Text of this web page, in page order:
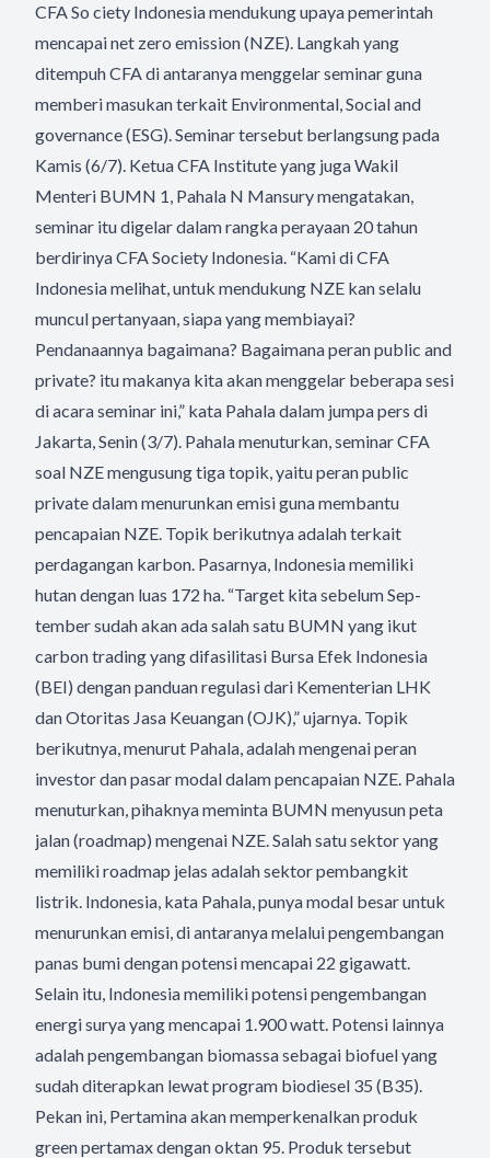
CFA So ciety Indonesia mendukung upaya pemerintah
mencapai net zero emission (NZE). Langkah yang
ditempuh CFA di antaranya menggelar seminar guna
memberi masukan terkait Environmental, Social and
governance (ESG). Seminar tersebut berlangsung pada
Kamis (6/7). Ketua CFA Institute yang juga Wakil
Menteri BUMN 1, Pahala N Mansury mengatakan,
seminar itu digelar dalam rangka perayaan 20 tahun
berdirinya CFA Society Indonesia. “Kami di CFA
Indonesia melihat, untuk mendukung NZE kan selalu
muncul pertanyaan, siapa yang membiayai?
Pendanaannya bagaimana? Bagaimana peran public and
private? itu makanya kita akan menggelar beberapa sesi
di acara seminar ini,” kata Pahala dalam jumpa pers di
Jakarta, Senin (3/7). Pahala menuturkan, seminar CFA
soal NZE mengusung tiga topik, yaitu peran public
private dalam menurunkan emisi guna membantu
pencapaian NZE. Topik berikutnya adalah terkait
perdagangan karbon. Pasarnya, Indonesia memiliki
hutan dengan luas 172 ha. “Target kita sebelum Sep-
tember sudah akan ada salah satu BUMN yang ikut
carbon trading yang difasilitasi Bursa Efek Indonesia
(BEI) dengan panduan regulasi dari Kementerian LHK
dan Otoritas Jasa Keuangan (OJK),” ujarnya. Topik
berikutnya, menurut Pahala, adalah mengenai peran
investor dan pasar modal dalam pencapaian NZE. Pahala
menuturkan, pihaknya meminta BUMN menyusun peta
jalan (roadmap) mengenai NZE. Salah satu sektor yang
memiliki roadmap jelas adalah sektor pembangkit
listrik. Indonesia, kata Pahala, punya modal besar untuk
menurunkan emisi, di antaranya melalui pengembangan
panas bumi dengan potensi mencapai 22 gigawatt.
Selain itu, Indonesia memiliki potensi pengembangan
energi surya yang mencapai 1.900 watt. Potensi lainnya
adalah pengembangan biomassa sebagai biofuel yang
sudah diterapkan lewat program biodiesel 35 (B35).
Pekan ini, Pertamina akan memperkenalkan produk
green pertamax dengan oktan 95. Produk tersebut